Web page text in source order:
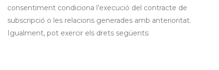
consentiment condiciona l’execució del contracte de
subscripció o les relacions generades amb anterioritat.
Igualment, pot exercir els drets següents: